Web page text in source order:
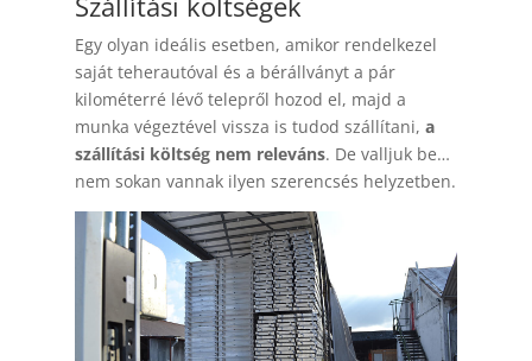
Egy olyan ideális esetben, amikor rendelkezel
saját teherautóval és a bérállványt a pár
kilométerré lévő telepről hozod el, majd a
munka végeztével vissza is tudod szállítani, a
szállítási költség nem releváns. De valljuk be…
nem sokan vannak ilyen szerencsés helyzetben.